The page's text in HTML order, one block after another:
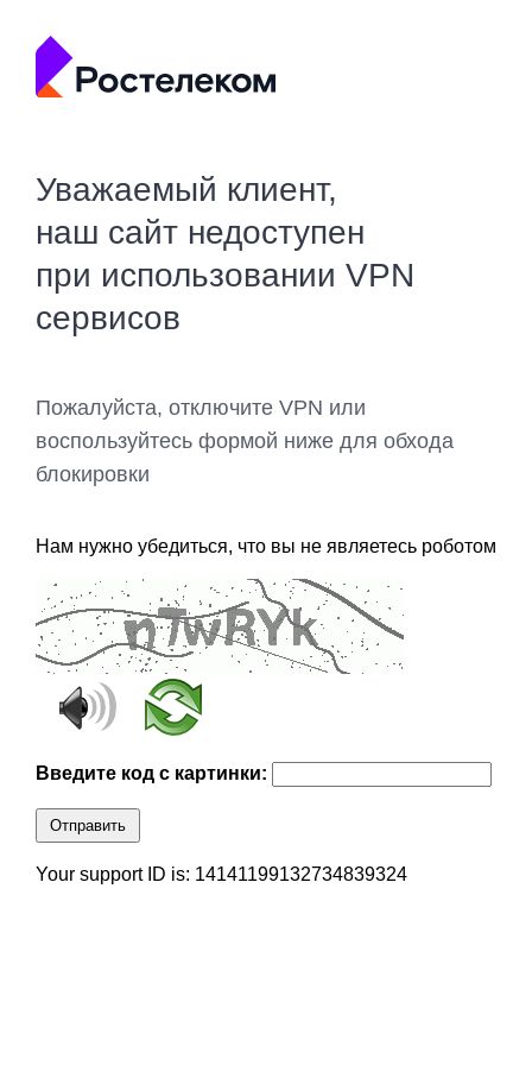
Уважаемый клиент,
наш сайт недоступен
при использовании VPN
сервисов
Пожалуйста, отключите VPN или
воспользуйтесь формой ниже для обхода
блокировки
Нам нужно убедиться, что вы не являетесь роботом
Введите код с картинки:
Отправить
Your support ID is: 14141199132734839324